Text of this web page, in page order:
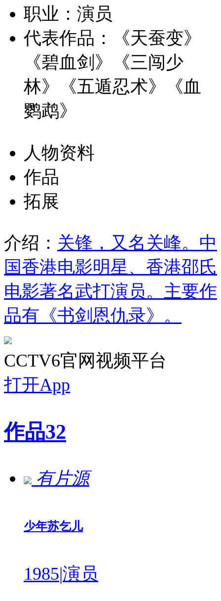
职业：演员
代表作品：
《天蚕变》
《碧血剑》《三闯少
林》《五遁忍术》《血
鹦鹉》
人物资料
作品
拓展
介绍： 关锋，又名关峰。中
国香港电影明星、香港邵氏
电影著名武打演员。主要作
品有《书剑恩仇录》。
CCTV6官网视频平台
打开App
作品32
有片源
少年苏乞儿
1985|演员